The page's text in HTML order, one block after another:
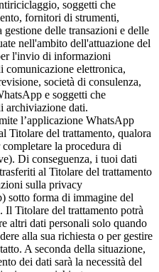
soggetti che
fornitori di strumenti,
delle transazioni e delle
nell'ambito dell'attuazione del
l'invio di informazioni
comunicazione elettronica,
società di consulenza,
e soggetti che
archiviazione dati.
l’applicazione WhatsApp
Titolare del trattamento, qualora
la procedura di
Di conseguenza, i tuoi dati
al Titolare del trattamento
sulla privacy
sotto forma di immagine del
Titolare del trattamento potrà
altri dati personali solo quando
alla sua richiesta o per gestire
A seconda della situazione,
dei dati sarà la necessità del